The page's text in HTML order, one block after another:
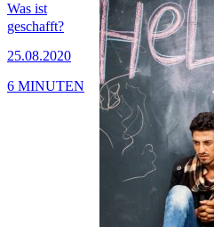
Was ist
geschafft?
25.08.2020
6 MINUTEN